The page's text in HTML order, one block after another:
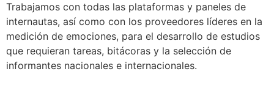
Trabajamos con todas las plataformas y paneles de
internautas, así como con los proveedores líderes en la
medición de emociones, para el desarrollo de estudios
que requieran tareas, bitácoras y la selección de
informantes nacionales e internacionales.